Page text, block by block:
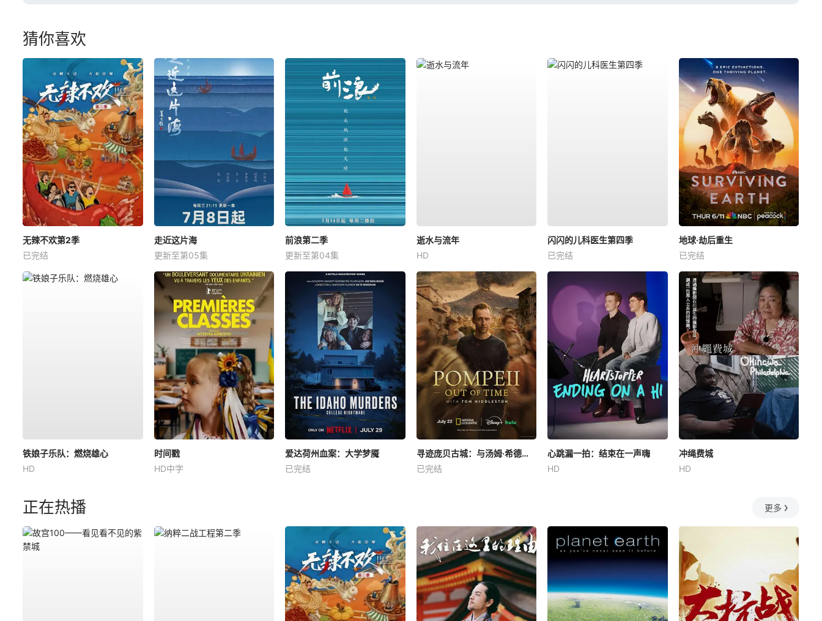
猜你喜欢
无辣不欢第2季
已完结
走近这片海
更新至第05集
前浪第二季
更新至第04集
逝水与流年
HD
闪闪的儿科医生第四季
已完结
地球·劫后重生
已完结
铁娘子乐队：燃烧雄心
HD
时间戳
HD中字
爱达荷州血案：大学梦魇
已完结
寻迹庞贝古城：与汤姆·希德勒斯顿同行
已完结
心跳漏一拍：结束在一声嗨
HD
冲绳费城
HD
正在热播 更多